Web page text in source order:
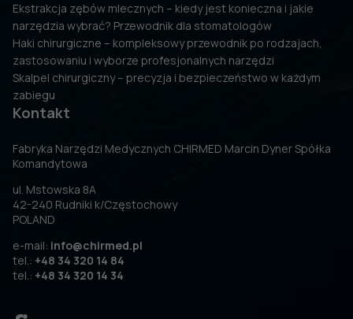
Ekstrakcja zębów mlecznych – kiedy jest konieczna i jakie
narzędzia wybrać? Przewodnik dla stomatologów
Haki chirurgiczne – kompleksowy przewodnik po rodzajach,
zastosowaniu i wyborze profesjonalnych narzędzi
Skalpel chirurgiczny – precyzja i bezpieczeństwo w każdym
zabiegu
Kontakt
Fabryka Narzędzi Medycznych CHIRMED Marcin Dyner Spółka
Komandytowa
ul. Mstowska 8A
42-240 Rudniki k/Częstochowy
POLAND
e-mail: info@chirmed.pl
tel.: +48 34 320 14 84
tel.: +48 34 320 14 34